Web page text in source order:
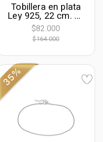
Tobillera en plata
Ley 925, 22 cm. de
largo, 0.50 mm. de
ancho, de la
coleccion Sueños
$82.000
$164.000
35%